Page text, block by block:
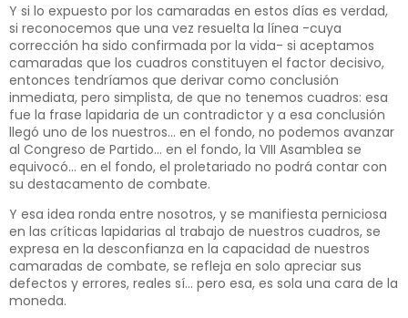
Y si lo expuesto por los camaradas en estos días es verdad,
si reconocemos que una vez resuelta la línea -cuya
corrección ha sido confirmada por la vida- si aceptamos
camaradas que los cuadros constituyen el factor decisivo,
entonces tendríamos que derivar como conclusión
inmediata, pero simplista, de que no tenemos cuadros: esa
fue la frase lapidaria de un contradictor y a esa conclusión
llegó uno de los nuestros… en el fondo, no podemos avanzar
al Congreso de Partido… en el fondo, la VIII Asamblea se
equivocó… en el fondo, el proletariado no podrá contar con
su destacamento de combate.
Y esa idea ronda entre nosotros, y se manifiesta perniciosa
en las críticas lapidarias al trabajo de nuestros cuadros, se
expresa en la desconfianza en la capacidad de nuestros
camaradas de combate, se refleja en solo apreciar sus
defectos y errores, reales sí… pero esa, es sola una cara de la
moneda.